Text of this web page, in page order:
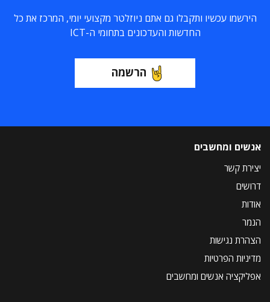
הירשמו עכשיו ותקבלו גם אתם ניוזלטר מקצועי יומי, המרכז את כל
החדשות והעדכונים בתחומי ה-ICT
הרשמה
אנשים ומחשבים
יצירת קשר
דרושים
אודות
הנמר
הצהרת נגישות
מדיניות הפרטיות
אפליקציה אנשים ומחשבים